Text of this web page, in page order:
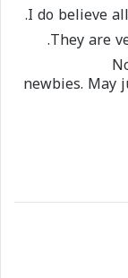
I do believe
They are
newbies. May